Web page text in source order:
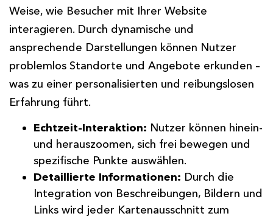
Weise, wie Besucher mit Ihrer Website
interagieren. Durch dynamische und
ansprechende Darstellungen können Nutzer
problemlos Standorte und Angebote erkunden –
was zu einer personalisierten und reibungslosen
Erfahrung führt.
Echtzeit-Interaktion: Nutzer können hinein-
und herauszoomen, sich frei bewegen und
spezifische Punkte auswählen.
Detaillierte Informationen: Durch die
Integration von Beschreibungen, Bildern und
Links wird jeder Kartenausschnitt zum